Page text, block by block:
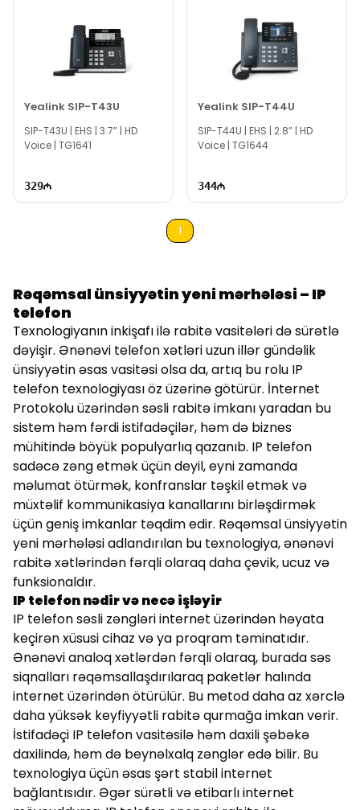
Yealink SIP-T43U
SIP-T43U | EHS | 3.7” | HD
Voice | TG1641
329
Yealink SIP-T44U
SIP-T44U | EHS | 2.8” | HD
Voice | TG1644
344
1
Rəqəmsal ünsiyyətin yeni mərhələsi – IP
telefon
Texnologiyanın inkişafı ilə rabitə vasitələri də sürətlə
dəyişir. Ənənəvi telefon xətləri uzun illər gündəlik
ünsiyyətin əsas vasitəsi olsa da, artıq bu rolu IP
telefon texnologiyası öz üzərinə götürür. İnternet
Protokolu üzərindən səsli rabitə imkanı yaradan bu
sistem həm fərdi istifadəçilər, həm də biznes
mühitində böyük populyarlıq qazanıb. IP telefon
sadəcə zəng etmək üçün deyil, eyni zamanda
məlumat ötürmək, konfranslar təşkil etmək və
müxtəlif kommunikasiya kanallarını birləşdirmək
üçün geniş imkanlar təqdim edir. Rəqəmsal ünsiyyətin
yeni mərhələsi adlandırılan bu texnologiya, ənənəvi
rabitə xətlərindən fərqli olaraq daha çevik, ucuz və
funksionaldır.
IP telefon nədir və necə işləyir
IP telefon səsli zəngləri internet üzərindən həyata
keçirən xüsusi cihaz və ya proqram təminatıdır.
Ənənəvi analoq xətlərdən fərqli olaraq, burada səs
siqnalları rəqəmsallaşdırılaraq paketlər halında
internet üzərindən ötürülür. Bu metod daha az xərclə
daha yüksək keyfiyyətli rabitə qurmağa imkan verir.
İstifadəçi IP telefon vasitəsilə həm daxili şəbəkə
daxilində, həm də beynəlxalq zənglər edə bilir. Bu
texnologiya üçün əsas şərt stabil internet
bağlantısıdır. Əgər sürətli və etibarlı internet